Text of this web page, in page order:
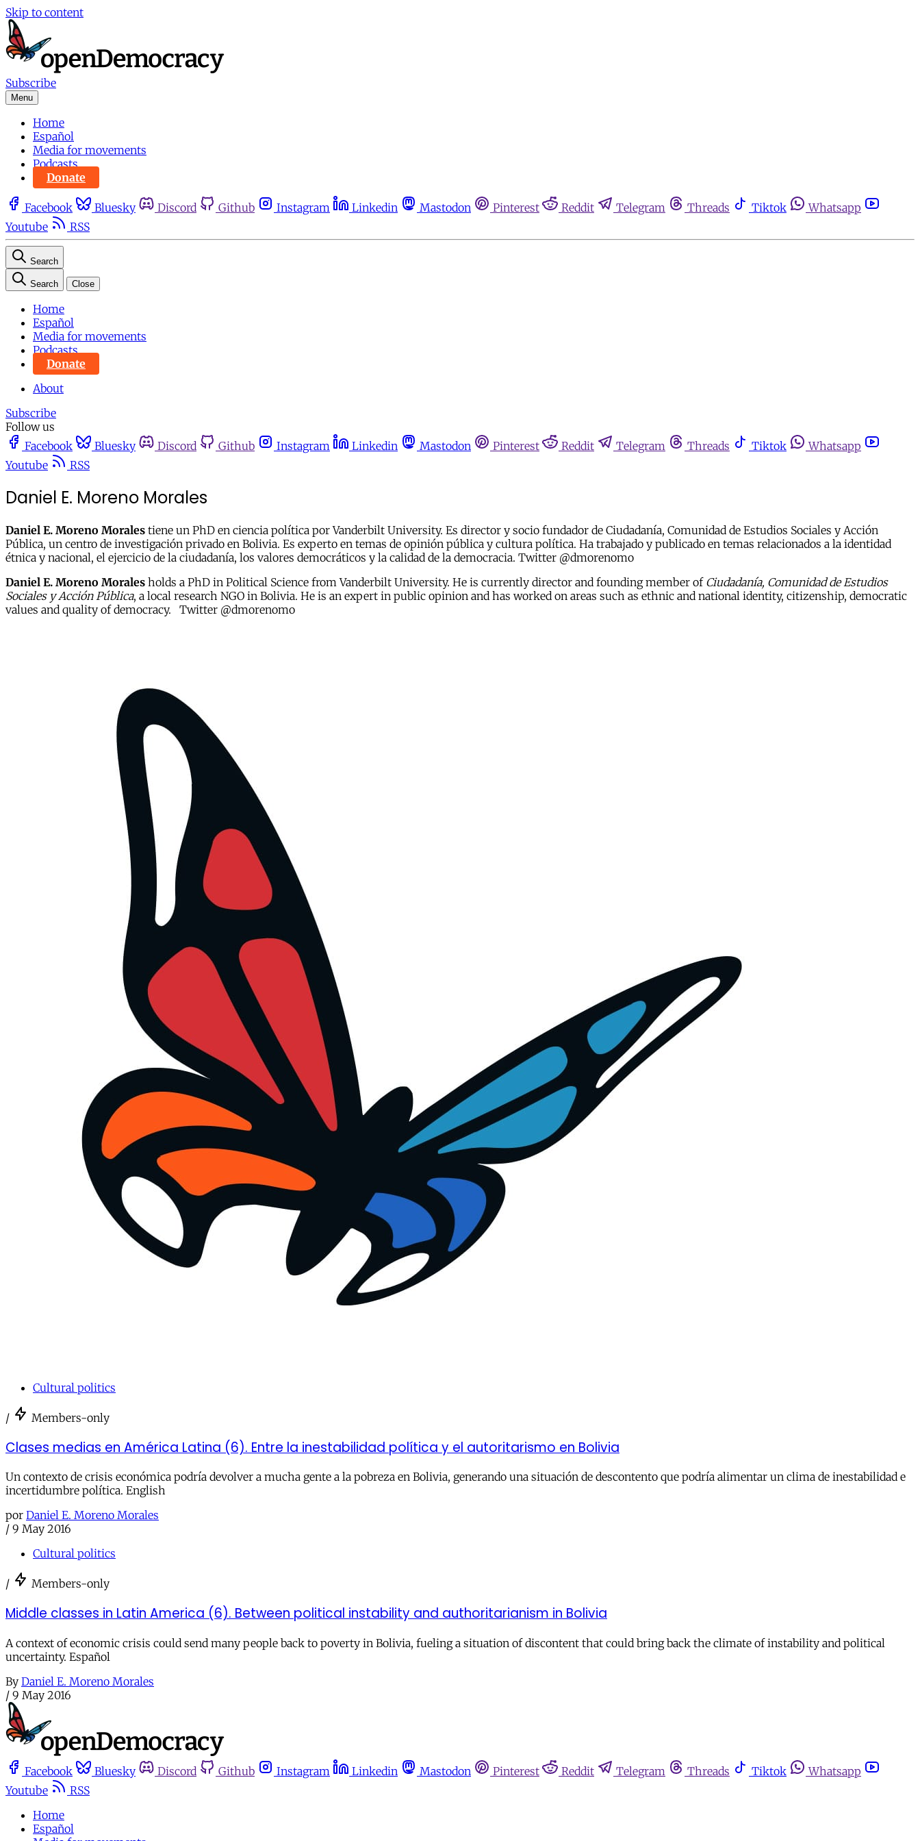
Skip to content
Subscribe
Menu
Home
Español
Media for movements
Podcasts
Donate
Facebook Bluesky Discord Github Instagram Linkedin Mastodon Pinterest Reddit Telegram Threads Tiktok
Whatsapp
Youtube
RSS
Search
Search Close
Home
Español
Media for movements
Podcasts
Donate
About
Subscribe
Follow us
Facebook
Bluesky Discord Github Instagram Linkedin Mastodon Pinterest Reddit Telegram Threads Tiktok
Whatsapp
Youtube
RSS
Daniel E. Moreno Morales
Daniel E. Moreno Morales tiene un PhD en ciencia política por Vanderbilt University. Es director y socio fundador de Ciudadanía, Comunidad de Estudios Sociales y Acción
Pública, un centro de investigación privado en Bolivia. Es experto en temas de opinión pública y cultura política. Ha trabajado y publicado en temas relacionados a la identidad
étnica y nacional, el ejercicio de la ciudadanía, los valores democráticos y la calidad de la democracia. Twitter @dmorenomo
Daniel E. Moreno Morales holds a PhD in Political Science from Vanderbilt University. He is currently director and founding member of Ciudadanía, Comunidad de Estudios
Sociales y Acción Pública, a local research NGO in Bolivia. He is an expert in public opinion and has worked on areas such as ethnic and national identity, citizenship, democratic
values and quality of democracy. Twitter @dmorenomo
Cultural politics
/ Members-only
Clases medias en América Latina (6). Entre la inestabilidad política y el autoritarismo en Bolivia
Un contexto de crisis económica podría devolver a mucha gente a la pobreza en Bolivia, generando una situación de descontento que podría alimentar un clima de inestabilidad e
incertidumbre política. English
por Daniel E. Moreno Morales
/ 9 May 2016
Cultural politics
/ Members-only
Middle classes in Latin America (6). Between political instability and authoritarianism in Bolivia
A context of economic crisis could send many people back to poverty in Bolivia, fueling a situation of discontent that could bring back the climate of instability and political
uncertainty. Español
By Daniel E. Moreno Morales
/ 9 May 2016
Facebook Bluesky Discord Github Instagram Linkedin Mastodon Pinterest Reddit Telegram Threads Tiktok
Whatsapp
Youtube
RSS
Home
Español